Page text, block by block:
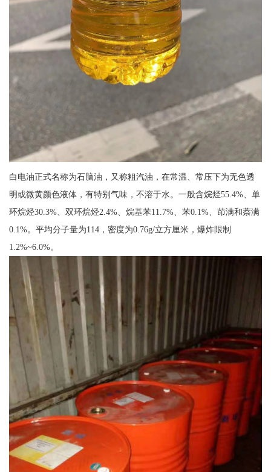
白电油正式名称为石脑油，又称粗汽油，在常温、常压下为无色透
明或微黄颜色液体，有特别气味，不溶于水。一般含烷烃55.4%、单
环烷烃30.3%、双环烷烃2.4%、烷基苯11.7%、苯0.1%、茚满和萘满
0.1%。平均分子量为114，密度为0.76g/立方厘米，爆炸限制
1.2%~6.0%。